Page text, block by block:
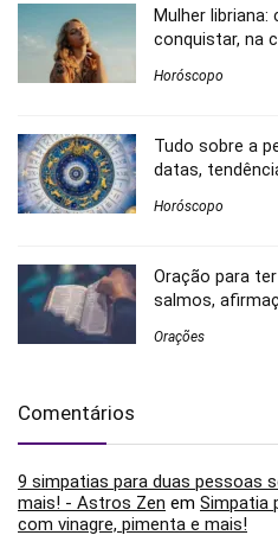
Mulher
conquistar, na
Horóscopo
Tudo sobre a
datas,
Horóscopo
Oração para
salmos,
Orações
Comentários
9 simpatias para duas pessoas
mais! - Astros Zen em Simpatia
com vinagre, pimenta e mais!